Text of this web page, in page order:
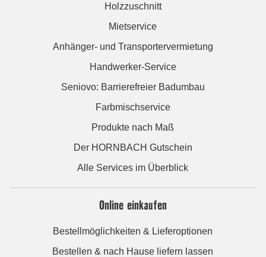
Holzzuschnitt
Mietservice
Anhänger- und Transportervermietung
Handwerker-Service
Seniovo: Barrierefreier Badumbau
Farbmischservice
Produkte nach Maß
Der HORNBACH Gutschein
Alle Services im Überblick
Online einkaufen
Bestellmöglichkeiten & Lieferoptionen
Bestellen & nach Hause liefern lassen